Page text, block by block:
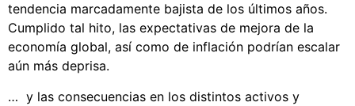
tendencia marcadamente bajista de los últimos años.
Cumplido tal hito, las expectativas de mejora de la
economía global, así como de inflación podrían escalar
aún más deprisa.
… y las consecuencias en los distintos activos y